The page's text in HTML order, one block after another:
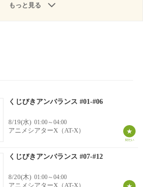
もっと見る
くじびきアンバランス #01-#06
8/19(水) 01:00～04:00
アニメシアターX（AT-X）
くじびきアンバランス #07-#12
8/20(木) 01:00～04:00
アニメシアターX（AT-X）